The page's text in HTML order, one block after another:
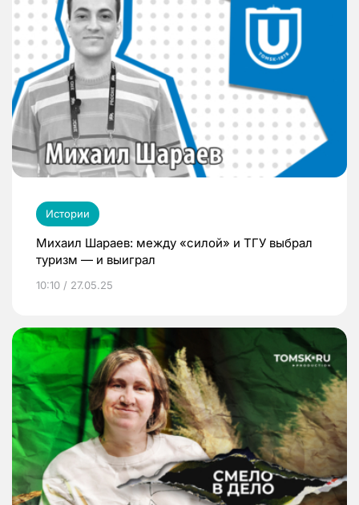
Истории
Михаил Шараев: между «силой» и ТГУ выбрал
туризм — и выиграл
10:10 / 27.05.25